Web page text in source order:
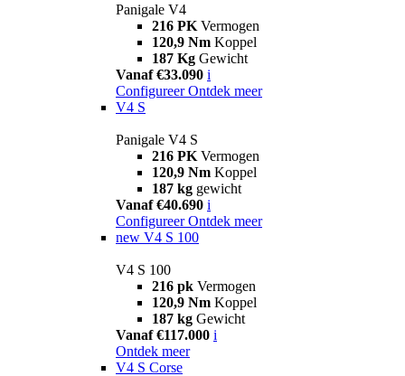
Panigale V4
216 PK Vermogen
120,9 Nm Koppel
187 Kg Gewicht
Vanaf €33.090 i
Configureer Ontdek meer
V4 S
Panigale V4 S
216 PK Vermogen
120,9 Nm Koppel
187 kg gewicht
Vanaf €40.690 i
Configureer Ontdek meer
new V4 S 100
V4 S 100
216 pk Vermogen
120,9 Nm Koppel
187 kg Gewicht
Vanaf €117.000 i
Ontdek meer
V4 S Corse